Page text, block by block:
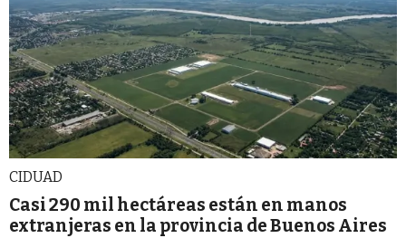
CIDUAD
Casi 290 mil hectáreas están en manos
extranjeras en la provincia de Buenos Aires